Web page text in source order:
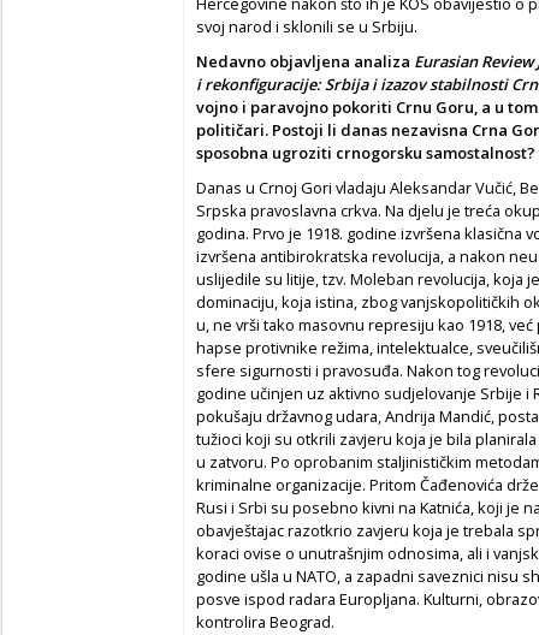
svoj narod i sklonili se u Srbiju.
Nedavno objavljena analiza Eurasian Review
i rekonfiguracije: Srbija i izazov stabilnosti
vojno i paravojno pokoriti Crnu Goru, a u
političari. Postoji li danas nezavisna Crna
sposobna ugroziti crnogorsku samostalnost?
Danas u Crnoj Gori vladaju Aleksandar Vučić,
Srpska pravoslavna crkva. Na djelu je treća
godina. Prvo je 1918. godine izvršena klasična
izvršena antibirokratska revolucija, a nakon
uslijedile su litije, tzv. Moleban revolucija, koja
dominaciju, koja istina, zbog vanjskopolitičkih
u, ne vrši tako masovnu represiju kao 1918,
hapse protivnike režima, intelektualce,
sfere sigurnosti i pravosuđa. Nakon tog
godine učinjen uz aktivno sudjelovanje Srbije
pokušaju državnog udara, Andrija Mandić,
tužioci koji su otkrili zavjeru koja je bila
u zatvoru. Po oprobanim staljinističkim
kriminalne organizacije. Pritom Čađenovića
Rusi i Srbi su posebno kivni na Katnića, koji je
obavještajac razotkrio zavjeru koja je trebala
koraci ovise o unutrašnjim odnosima, ali i
godine ušla u NATO, a zapadni saveznici nisu
posve ispod radara Europljana. Kulturni,
kontrolira Beograd.